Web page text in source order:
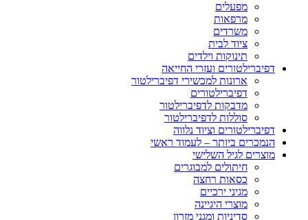
מפעלים
מרפאות
משרדים
ציוד לבית
תינוקות וילדים
דפיברילטורים ועזרי החייאה
ארונות למכשירי דפיברילטור
דפיברילטורים
מדבקות לדפיברילטור
סוללות לדפיברילטור
דפיברילטורים וציוד נלווה
הנמכרים ביותר – לעמוד ראשי
מוצרים לגיל השלישי
חיתולים למבוגרים
כסאות רחצה
מגיני ירכיים
מוצרי היגיינה
סדיניות ומגני מזרון